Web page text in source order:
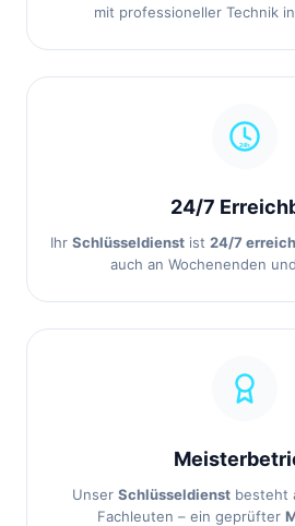
mit professioneller Technik
24/7
Ihr Schlüsseldienst ist 24/7
auch an Wochenenden
Unser Schlüsseldienstbesteht
Fachleuten – ein geprüfter